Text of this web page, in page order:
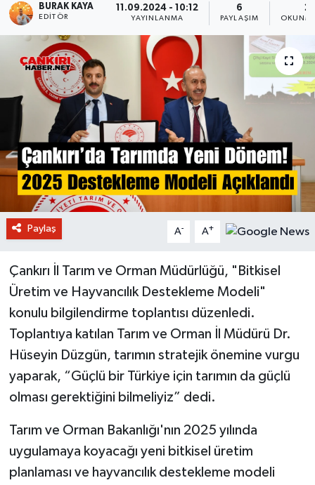
BURAK KAYA
EDITÖR
11.09.2024 - 10:12
YAYINLANMA
6
PAYLAŞIM
2
Paylaş A- A+
Çankırı İl Tarım ve Orman Müdürlüğü, "Bitkisel
Üretim ve Hayvancılık Destekleme Modeli"
konulu bilgilendirme toplantısı düzenledi.
Toplantıya katılan Tarım ve Orman İl Müdürü Dr.
Hüseyin Düzgün, tarımın stratejik önemine vurgu
yaparak, “Güçlü bir Türkiye için tarımın da güçlü
olması gerektiğini bilmeliyiz” dedi.
Tarım ve Orman Bakanlığı'nın 2025 yılında
uygulamaya koyacağı yeni bitkisel üretim
planlaması ve hayvancılık destekleme modeli